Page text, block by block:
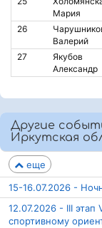
Мария
26
Валерий
27
Якубов
Александр
Другие
Иркутская
еще
15-16.07.2026 -
12.07.2026 - III этап
спортивному